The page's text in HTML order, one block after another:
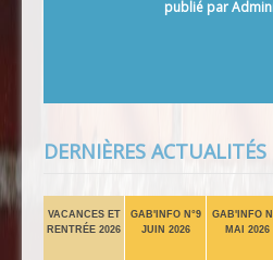
Septembre de 8h40 à 12h15
publié par
DERNIÈRES ACTUALITÉS
VACANCES ET
RENTRÉE 2026
GAB'INFO N°9
JUIN 2026
GAB'INFO
MAI 2026